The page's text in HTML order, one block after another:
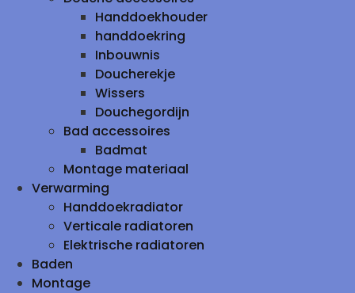
Handdoekhouder
handdoekring
Inbouwnis
Doucherekje
Wissers
Douchegordijn
Bad accessoires
Badmat
Montage materiaal
Verwarming
Handdoekradiator
Verticale radiatoren
Elektrische radiatoren
Baden
Montage